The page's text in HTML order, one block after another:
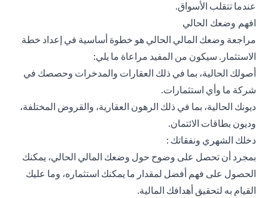
عندما تتقلب الأسواق.
افهم وضعك الحالي
مراجعة وضعك المالي الحالي هو خطوة أساسية في إعداد خطة
الاستثمار. سيكون من المفيد مراعاة ما يلي:
أصولك الحالية، بما في ذلك العقارات والمدخرات وحصصك في
شركة ما وأي استثمارات.
ديونك الحالية، بما في ذلك الرهون العقارية، والقروض المختلفة،
وديون بطاقات الائتمان.
دخلك الشهري ونفقاتك :
بمجرد أن تحصل على وضوح حول وضعك المالي الحالي، يمكنك
الحصول على فهم أفضل لمقدار ما يمكنك استثماره، وما عليك
القيام به لتحقيق أهدافك المالية.